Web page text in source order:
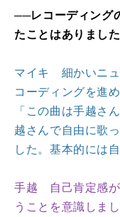
──レコーディング
たことはありまし
マイキ 細かいニュ
コーディングを進
「この曲は手越さ
越さんで自由に歌
した。基本的には
手越 自己肯定感が
うことを意識しま